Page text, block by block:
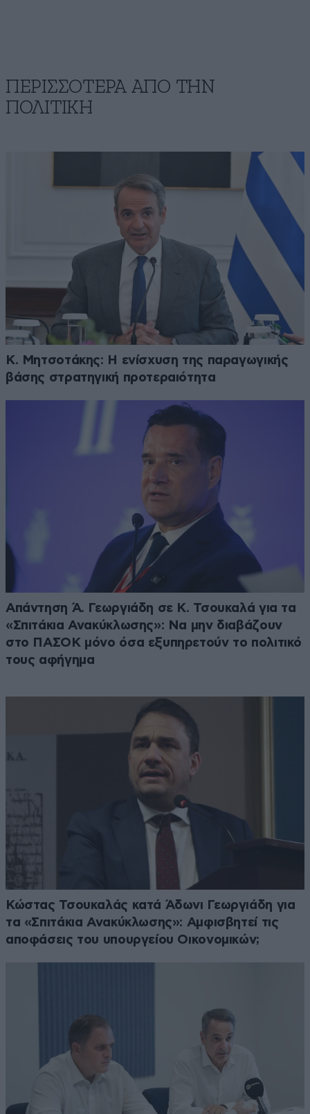
ΠΕΡΙΣΣΟΤΕΡΑ ΑΠΟ ΤΗΝ
ΠΟΛΙΤΙΚΗ
Κ. Μητσοτάκης: Η ενίσχυση της παραγωγικής
βάσης στρατηγική προτεραιότητα
Απάντηση Ά. Γεωργιάδη σε Κ. Τσουκαλά για τα
«Σπιτάκια Ανακύκλωσης»: Να μην διαβάζουν
στο ΠΑΣΟΚ μόνο όσα εξυπηρετούν το πολιτικό
τους αφήγημα
Κώστας Τσουκαλάς κατά Άδωνι Γεωργιάδη για
τα «Σπιτάκια Ανακύκλωσης»: Αμφισβητεί τις
αποφάσεις του υπουργείου Οικονομικών;